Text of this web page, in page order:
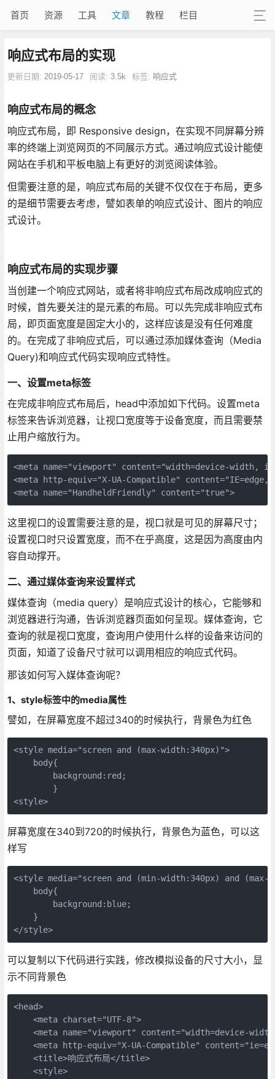
首页 资源 工具 文章 教程 栏目
响应式布局的实现
更新日期: 2019-05-17 阅读: 3.5k 标签: 响应式
响应式布局的概念
响应式布局，即 Responsive design，在实现不同屏幕分辨
率的终端上浏览网页的不同展示方式。通过响应式设计能使
网站在手机和平板电脑上有更好的浏览阅读体验。
但需要注意的是，响应式布局的关键不仅仅在于布局，更多
的是细节需要去考虑，譬如表单的响应式设计、图片的响应
式设计。
响应式布局的实现步骤
当创建一个响应式网站，或者将非响应式布局改成响应式的
时候，首先要关注的是元素的布局。可以先完成非响应式布
局，即页面宽度是固定大小的，这样应该是没有任何难度
的。在完成了非响应式后，可以通过添加媒体查询（Media
Query)和响应式代码实现响应式特性。
一、设置meta标签
在完成非响应式布局后，head中添加如下代码。设置meta
标签来告诉浏览器，让视口宽度等于设备宽度，而且需要禁
止用户缩放行为。
<meta name="viewport" content="width=device-width,
<meta http-equiv="X-UA-Compatible"
<meta name="HandheldFriendly" content="true">
这里视口的设置需要注意的是，视口就是可见的屏幕尺寸；
设置视口时只设置宽度，而不在乎高度，这是因为高度由内
容自动撑开。
二、通过媒体查询来设置样式
媒体查询（media query）是响应式设计的核心，它能够和
浏览器进行沟通，告诉浏览器页面如何呈现。媒体查询，它
查询的就是视口宽度，查询用户使用什么样的设备来访问的
页面，知道了设备尺寸就可以调用相应的响应式代码。
那该如何写入媒体查询呢？
1、style标签中的media属性
譬如，在屏幕宽度不超过340的时候执行，背景色为红色
<style media="screen and (max-width:340px)">
    body{
        background:red;
        }
<style>
屏幕宽度在340到720的时候执行，背景色为蓝色，可以这
样写
<style media="screen and (min-width:340px) and
    body{
        background:blue;
    }
</style>
可以复制以下代码进行实践，修改模拟设备的尺寸大小，显
示不同背景色
<head>
    <meta charset="UTF-8">
<meta name="viewport" content="width=device-
<meta http-equiv="X-UA-Compatible"
    <title>响应式布局</title>
    <style>